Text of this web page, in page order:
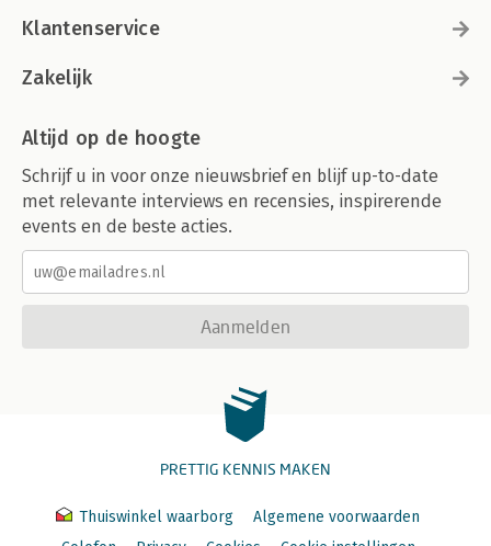
Klantenservice
Zakelijk
Altijd op de hoogte
Schrijf u in voor onze nieuwsbrief en blijf up-to-date
met relevante interviews en recensies, inspirerende
events en de beste acties.
Aanmelden
PRETTIG KENNIS MAKEN
Thuiswinkel waarborg
Algemene voorwaarden